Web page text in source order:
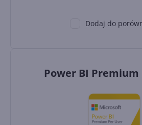
Dodaj do
Power BI Premium